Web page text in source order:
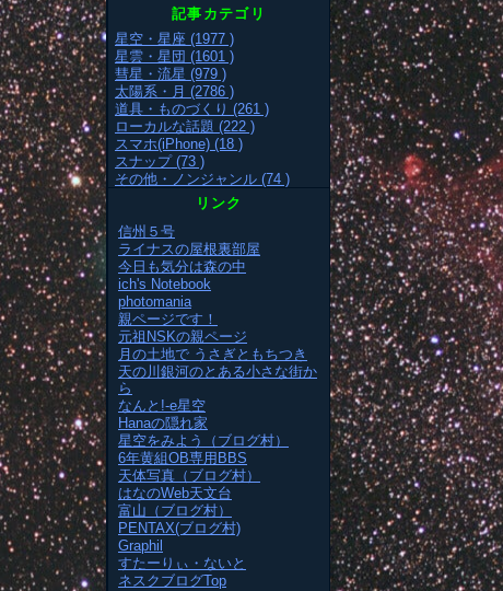
記事カテゴリ
星空・星座 (1977 )
星雲・星団 (1601 )
彗星・流星 (979 )
太陽系・月 (2786 )
道具・ものづくり (261 )
ローカルな話題 (222 )
スマホ(iPhone) (18 )
スナップ (73 )
その他・ノンジャンル (74 )
リンク
信州５号
ライナスの屋根裏部屋
今日も気分は森の中
ich's Notebook
photomania
親ページです！
元祖NSKの親ページ
月の土地で うさぎともちつき
天の川銀河のとある小さな街か
ら
なんと!-e星空
Hanaの隠れ家
星空をみよう（ブログ村）
6年黄組OB専用BBS
天体写真（ブログ村）
はなのWeb天文台
富山（ブログ村）
PENTAX(ブログ村)
Graphil
すたーりぃ・ないと
ネスクブログTop